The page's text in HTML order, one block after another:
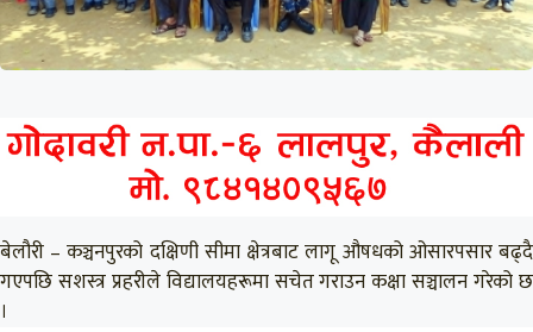
बेलौरी – कञ्चनपुरको दक्षिणी सीमा क्षेत्रबाट लागू औषधको ओसारपसार बढ्दै
गएपछि सशस्त्र प्रहरीले विद्यालयहरूमा सचेत गराउन कक्षा सञ्चालन गरेको छ
।